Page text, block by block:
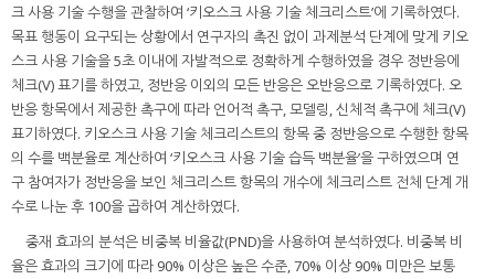
크 사용 기술 수행을 관찰하여 ‘키오스크 사용 기술 체크리스트’에 기록하였다.
목표 행동이 요구되는 상황에서 연구자의 촉진 없이 과제분석 단계에 맞게 키오
스크 사용 기술을 5초 이내에 자발적으로 정확하게 수행하였을 경우 정반응에
체크(V) 표기를 하였고, 정반응 이외의 모든 반응은 오반응으로 기록하였다. 오
반응 항목에서 제공한 촉구에 따라 언어적 촉구, 모델링, 신체적 촉구에 체크(V)
표기하였다. 키오스크 사용 기술 체크리스트의 항목 중 정반응으로 수행한 항목
의 수를 백분율로 계산하여 ‘키오스크 사용 기술 습득 백분율’을 구하였으며 연
구 참여자가 정반응을 보인 체크리스트 항목의 개수에 체크리스트 전체 단계 개
수로 나눈 후 100을 곱하여 계산하였다.
중재 효과의 분석은 비중복 비율값(PND)을 사용하여 분석하였다. 비중복 비
율은 효과의 크기에 따라 90% 이상은 높은 수준, 70% 이상 90% 미만은 보통